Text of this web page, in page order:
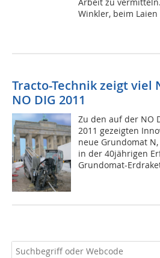
Winkler, beim Laien
Tracto-Technik zeigt viel
NO DIG 2011
Zu den auf der NO
2011 gezeigten
neue Grundomat
in der 40jährigen
Grundomat-